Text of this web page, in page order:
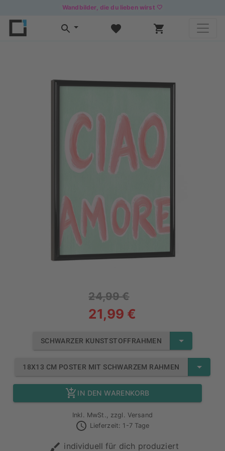
Wandbilder, die du lieben wirst 🤍
24,99 €
21,99 €
SCHWARZER KUNSTSTOFFRAHMEN
18X13 CM POSTER MIT SCHWARZEM RAHMEN
IN DEN WARENKORB
Inkl. MwSt., zzgl. Versand
Lieferzeit: 1-7 Tage
individuell für dich produziert